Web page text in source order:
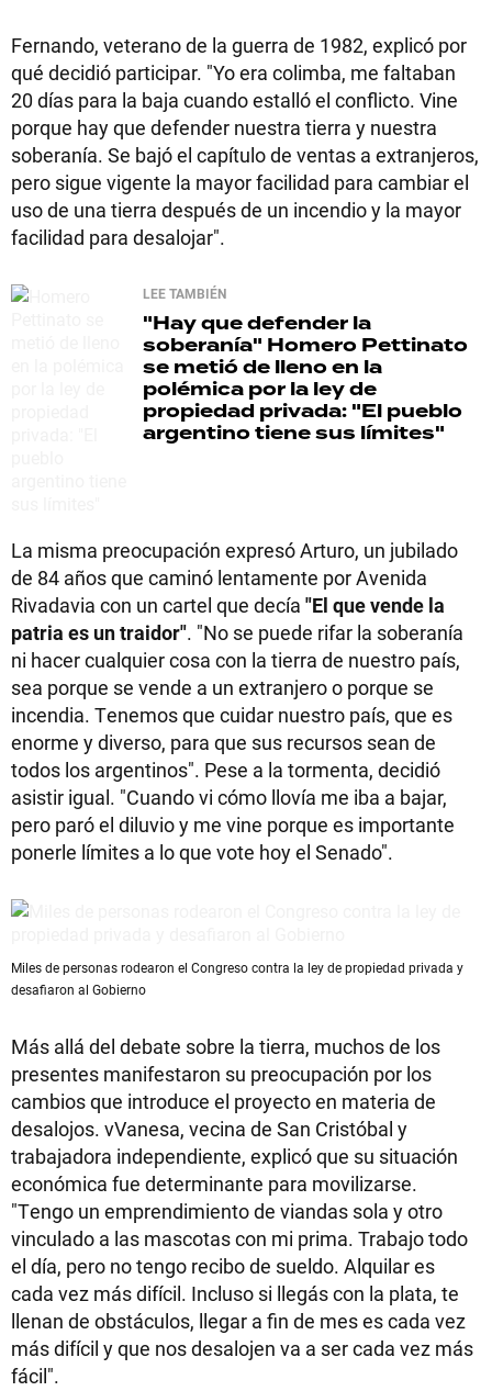
Fernando, veterano de la guerra de 1982, explicó por
qué decidió participar. "Yo era colimba, me faltaban
20 días para la baja cuando estalló el conflicto. Vine
porque hay que defender nuestra tierra y nuestra
soberanía. Se bajó el capítulo de ventas a extranjeros,
pero sigue vigente la mayor facilidad para cambiar el
uso de una tierra después de un incendio y la mayor
facilidad para desalojar".
LEE TAMBIÉN
"Hay que defender la
soberanía" Homero Pettinato
se metió de lleno en la
polémica por la ley de
propiedad privada: "El pueblo
argentino tiene sus límites"
La misma preocupación expresó Arturo, un jubilado
de 84 años que caminó lentamente por Avenida
Rivadavia con un cartel que decía "El que vende la
patria es un traidor". "No se puede rifar la soberanía
ni hacer cualquier cosa con la tierra de nuestro país,
sea porque se vende a un extranjero o porque se
incendia. Tenemos que cuidar nuestro país, que es
enorme y diverso, para que sus recursos sean de
todos los argentinos". Pese a la tormenta, decidió
asistir igual. "Cuando vi cómo llovía me iba a bajar,
pero paró el diluvio y me vine porque es importante
ponerle límites a lo que vote hoy el Senado".
Miles de personas rodearon el Congreso contra la ley de propiedad privada y
desafiaron al Gobierno
Más allá del debate sobre la tierra, muchos de los
presentes manifestaron su preocupación por los
cambios que introduce el proyecto en materia de
desalojos. vVanesa, vecina de San Cristóbal y
trabajadora independiente, explicó que su situación
económica fue determinante para movilizarse.
"Tengo un emprendimiento de viandas sola y otro
vinculado a las mascotas con mi prima. Trabajo todo
el día, pero no tengo recibo de sueldo. Alquilar es
cada vez más difícil. Incluso si llegás con la plata, te
llenan de obstáculos, llegar a fin de mes es cada vez
más difícil y que nos desalojen va a ser cada vez más
fácil".